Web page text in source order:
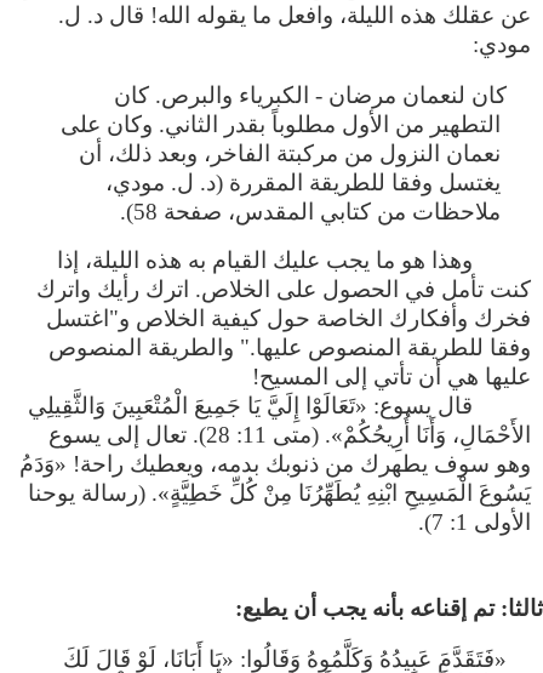
عن عقلك هذه الليلة، وافعل ما يقوله الله! قال د. ل.
مودي:
كان لنعمان مرضان - الكبرياء والبرص. كان
التطهير من الأول مطلوباً بقدر الثاني. وكان على
نعمان النزول من مركبتة الفاخر، وبعد ذلك، أن
يغتسل وفقا للطريقة المقررة (د. ل. مودي،
ملاحظات من كتابي المقدس، صفحة 58).
وهذا هو ما يجب عليك القيام به هذه الليلة، إذا
كنت تأمل في الحصول على الخلاص. اترك رأيك واترك
فخرك وأفكارك الخاصة حول كيفية الخلاص و"اغتسل
وفقا للطريقة المنصوص عليها." والطريقة المنصوص
عليها هي أن تأتي إلى المسيح!
قال يسوع: «تَعَالَوْا إِلَيَّ يَا جَمِيعَ الْمُتْعَبِينَ وَالثَّقِيلِي
الأَحْمَالِ، وَأَنَا أُرِيحُكُمْ». (متى 11: 28). تعال إلى يسوع
وهو سوف يطهرك من ذنوبك بدمه، ويعطيك راحة! «وَدَمُ
يَسُوعَ الْمَسِيحِ ابْنِهِ يُطَهِّرُنَا مِنْ كُلِّ خَطِيَّةٍ». (رسالة يوحنا
الأولى 1: 7).
«فَتَقَدَّمَ عَبِيدُهُ وَكَلَّمُوهُ وَقَالُوا: «يَا أَبَانَا، لَوْ قَالَ لَكَ